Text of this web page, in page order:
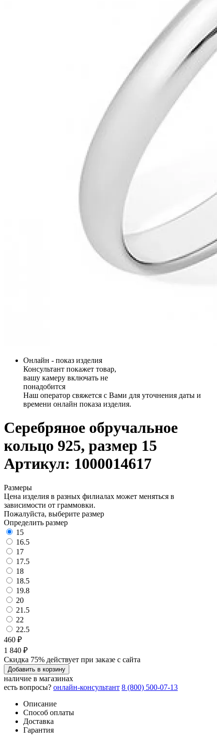
Онлайн - показ изделия
Консультант покажет товар,
вашу камеру включать не
понадобится
Наш оператор свяжется с Вами для уточнения даты и
времени онлайн показа изделия.
Серебряное обручальное
кольцо 925, размер 15
Артикул: 1000014617
Размеры
Цена изделия в разных филиалах может меняться в
зависимости от граммовки.
Пожалуйста, выберите размер
Определить размер
15
16.5
17
17.5
18
18.5
19.8
20
21.5
22
22.5
460 ₽
1 840 ₽
Скидка 75% действует при заказе с сайта
Добавить в корзину
наличие в магазинах
есть вопросы? онлайн-консультант 8 (800) 500-07-13
Описание
Способ оплаты
Доставка
Гарантия